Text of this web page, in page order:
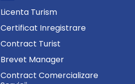
Licenta Turism
Certificat Inregistrare
Contract Turist
Brevet Manager
Contract Comercializare